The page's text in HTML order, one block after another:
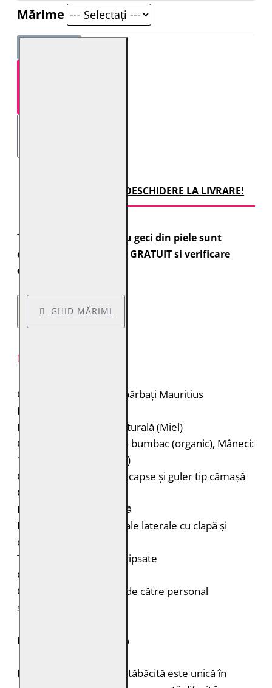
Mărime
TRANSPORT CU DESCHIDERE LA LIVRARE!
Toate comenzile pentru geci din piele sunt
expediate cu transport GRATUIT si verificare
colet.
GHID MĂRIMI
Geacă de piele pentru bărbați Mauritius
Brand: Mauritius
Material: 100% piele naturală (Miel)
Căptușeală: Corp: 100% bumbac (organic), Mâneci:
100% poliester (reciclat)
Geacă de piele biker cu capse și guler tip cămașă
Cusături decorative
Epoleți cu capsă ascunsă
Două buzunare orizontale laterale cu clapă și
capsă ascunsă
Tiv și manșete elastice ripsate
Croială: Regular Fit
Curățare: Spălare doar de către personal
specializat
PIELE NATURALĂ: 100%
Fiecare bucată de piele tăbăcită este unică în